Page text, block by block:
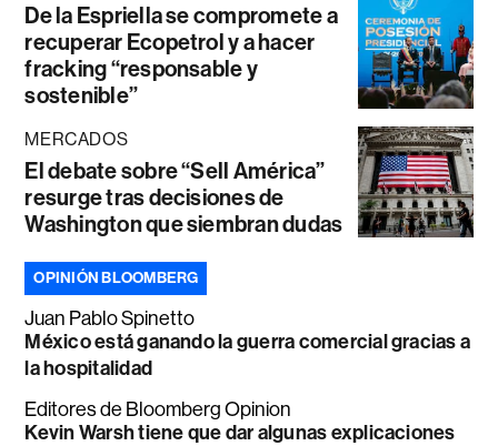
De la Espriella se compromete a
recuperar Ecopetrol y a hacer
fracking “responsable y
sostenible”
MERCADOS
El debate sobre “Sell América”
resurge tras decisiones de
Washington que siembran dudas
OPINIÓN BLOOMBERG
Juan Pablo Spinetto
México está ganando la guerra comercial gracias a
la hospitalidad
Editores de Bloomberg Opinion
Kevin Warsh tiene que dar algunas explicaciones